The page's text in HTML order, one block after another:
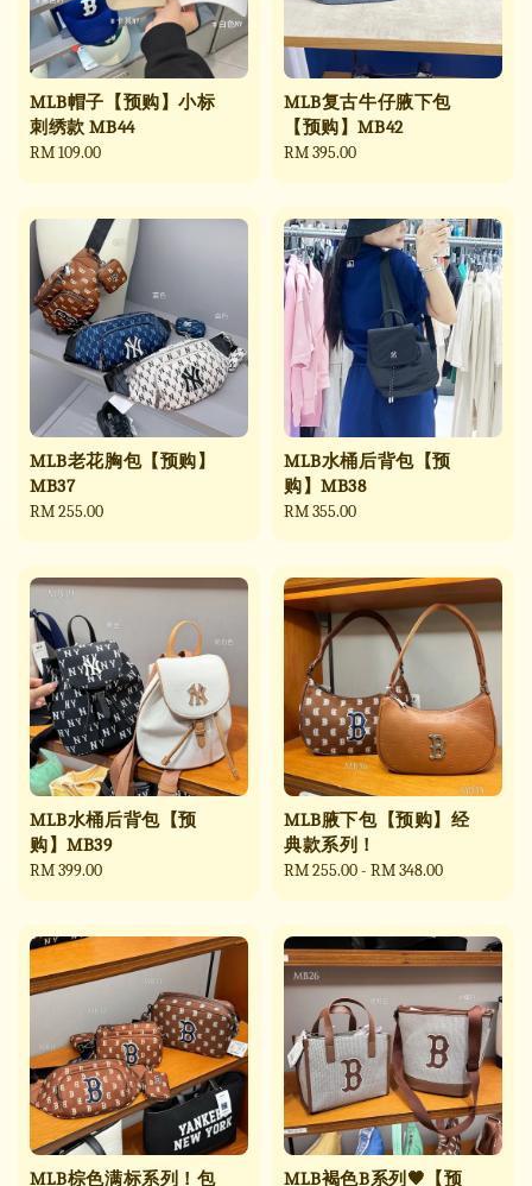
MLB帽子【预购】小标
刺绣款 MB44
Regular
RM 109.00
MLB复古牛仔腋下包
【预购】MB42
Regular
RM 395.00
MLB老花胸包【预购】
MB37
Regular
RM 255.00
MLB水桶后背包【预
购】MB38
Regular
RM 355.00
MLB水桶后背包【预
购】MB39
Regular
RM 399.00
MLB腋下包【预购】经
典款系列！
Regular
RM 255.00- RM 348.00
MLB棕色满标系列！包 MLB褐色B系列🤎【预